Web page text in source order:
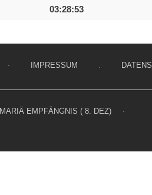
03:28:53
⋅ IMPRESSUM .
MARIÄ EMPFÄNGNIS ( 8. DEZ) ⋅